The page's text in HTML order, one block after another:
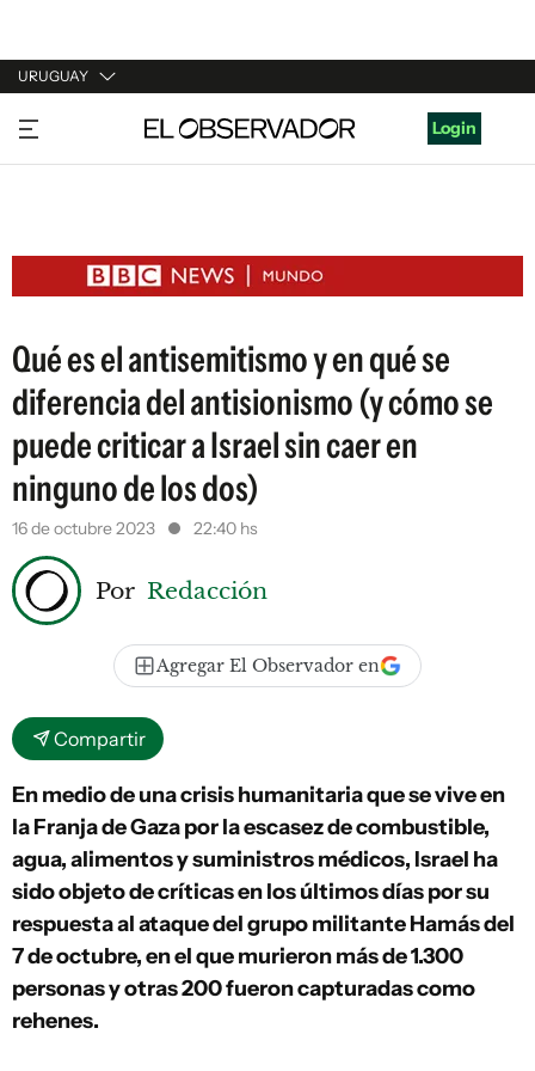
URUGUAY
URUGUAY
ARGENTINA
ESTADOS UNIDOS
Login
Qué es el antisemitismo y en qué se
diferencia del antisionismo (y cómo se
puede criticar a Israel sin caer en
ninguno de los dos)
16 de octubre 2023 22:40 hs
Por Redacción
Agregar El Observador en
Compartir
En medio de una crisis humanitaria que se vive en
la Franja de Gaza por la escasez de combustible,
agua, alimentos y suministros médicos, Israel ha
sido objeto de críticas en los últimos días por su
respuesta al ataque del grupo militante Hamás del
7 de octubre, en el que murieron más de 1.300
personas y otras 200 fueron capturadas como
rehenes.